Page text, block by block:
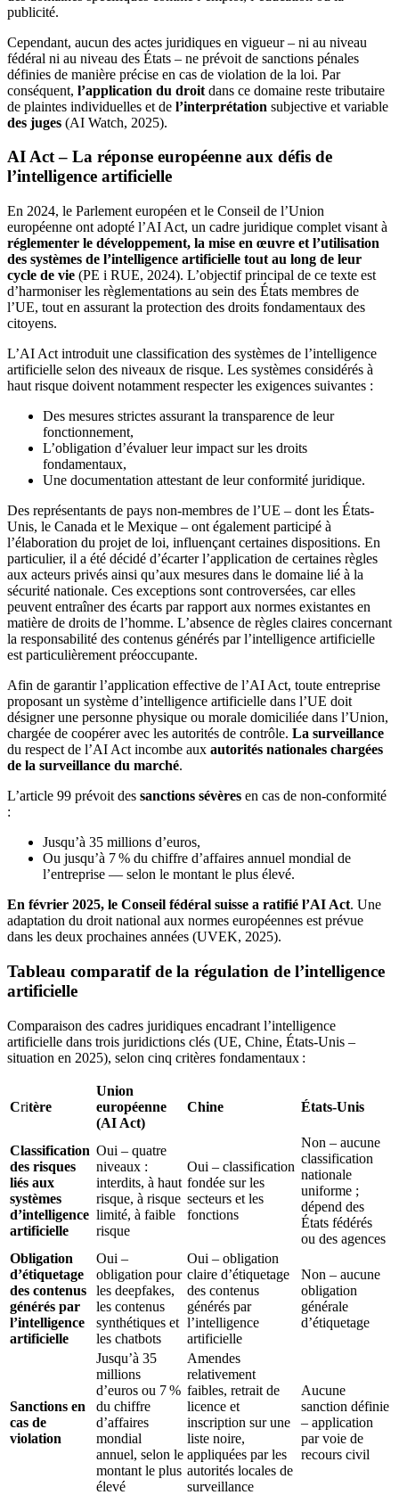
publicité.
Cependant, aucun des actes juridiques en vigueur – ni au niveau
fédéral ni au niveau des États – ne prévoit de sanctions pénales
définies de manière précise en cas de violation de la loi. Par
conséquent, l’application du droit dans ce domaine reste tributaire
de plaintes individuelles et de l’interprétation subjective et variable
des juges (AI Watch, 2025).
AI Act – La réponse européenne aux défis de
l’intelligence artificielle
En 2024, le Parlement européen et le Conseil de l’Union
européenne ont adopté l’AI Act, un cadre juridique complet visant à
réglementer le développement, la mise en œuvre et l’utilisation
des systèmes de l’intelligence artificielle tout au long de leur
cycle de vie (PE i RUE, 2024). L’objectif principal de ce texte est
d’harmoniser les règlementations au sein des États membres de
l’UE, tout en assurant la protection des droits fondamentaux des
citoyens.
L’AI Act introduit une classification des systèmes de l’intelligence
artificielle selon des niveaux de risque. Les systèmes considérés à
haut risque doivent notamment respecter les exigences suivantes :
Des mesures strictes assurant la transparence de leur
fonctionnement,
L’obligation d’évaluer leur impact sur les droits
fondamentaux,
Une documentation attestant de leur conformité juridique.
Des représentants de pays non-membres de l’UE – dont les États-
Unis, le Canada et le Mexique – ont également participé à
l’élaboration du projet de loi, influençant certaines dispositions. En
particulier, il a été décidé d’écarter l’application de certaines règles
aux acteurs privés ainsi qu’aux mesures dans le domaine lié à la
sécurité nationale. Ces exceptions sont controversées, car elles
peuvent entraîner des écarts par rapport aux normes existantes en
matière de droits de l’homme. L’absence de règles claires concernant
la responsabilité des contenus générés par l’intelligence artificielle
est particulièrement préoccupante.
Afin de garantir l’application effective de l’AI Act, toute entreprise
proposant un système d’intelligence artificielle dans l’UE doit
désigner une personne physique ou morale domiciliée dans l’Union,
chargée de coopérer avec les autorités de contrôle. La surveillance
du respect de l’AI Act incombe aux autorités nationales chargées
de la surveillance du marché.
L’article 99 prévoit des sanctions sévères en cas de non-conformité
:
Jusqu’à 35 millions d’euros,
Ou jusqu’à 7% du chiffre d’affaires annuel mondial de
l’entreprise — selon le montant le plus élevé.
En février 2025, le Conseil fédéral suisse a ratifié l’AI Act. Une
adaptation du droit national aux normes européennes est prévue
dans les deux prochaines années (UVEK, 2025).
Tableau comparatif de la régulation de l’intelligence
artificielle
Comparaison des cadres juridiques encadrant l’intelligence
artificielle dans trois juridictions clés (UE, Chine, États-Unis –
situation en 2025), selon cinq critères fondamentaux :
Critère
Union
européenne
(AI Act)
Chine États-Unis
Classification
des risques
liés aux
systèmes
d’intelligence
artificielle
Oui – quatre
niveaux :
interdits, à haut
risque, à risque
limité, à faible
risque
Oui – classification
fondée sur les
secteurs et les
fonctions
Non – aucune
classification
nationale
uniforme ;
dépend des
États fédérés
ou des agences
Obligation
d’étiquetage
des contenus
générés par
l’intelligence
artificielle
Oui –
obligation pour
les deepfakes,
les contenus
synthétiques et
les chatbots
Oui – obligation
claire d’étiquetage
des contenus
générés par
l’intelligence
artificielle
Non – aucune
obligation
générale
d’étiquetage
Sanctions en
cas de
violation
Jusqu’à 35
millions
d’euros ou 7%
du chiffre
d’affaires
mondial
annuel, selon le
montant le plus
élevé
Amendes
relativement
faibles, retrait de
licence et
inscription sur une
liste noire,
appliquées par les
autorités locales de
surveillance
Aucune
sanction définie
– application
par voie de
recours civil